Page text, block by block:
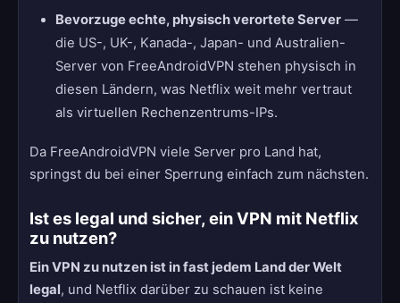
Bevorzuge echte, physisch verortete Server—
die US-, UK-, Kanada-, Japan- und Australien-
Server von FreeAndroidVPN stehen physisch in
diesen Ländern, was Netflix weit mehr vertraut
als virtuellen Rechenzentrums-IPs.
Da FreeAndroidVPN viele Server pro Land hat,
springst du bei einer Sperrung einfach zum nächsten.
Ist es legal und sicher, ein VPN mit Netflix
zu nutzen?
Ein VPN zu nutzen ist in fast jedem Land der Welt
legal, und Netflix darüber zu schauen ist keine